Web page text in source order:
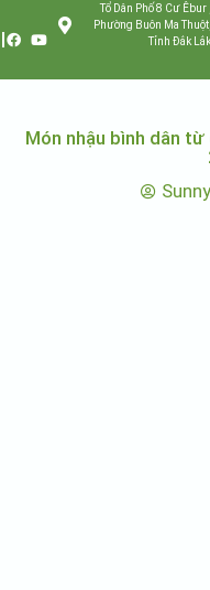
Tổ Dân Phố 8 Cư Êbur ,
Phường Buôn Ma Thuột,
Tỉnh Đắk Lắk
Món nhậu bình dân
Sunny